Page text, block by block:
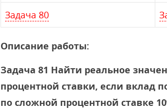
Задача 80
Описание работы:
Задача 81 Найти реальное
процентной ставки, если вклад
по сложной процентной ставке